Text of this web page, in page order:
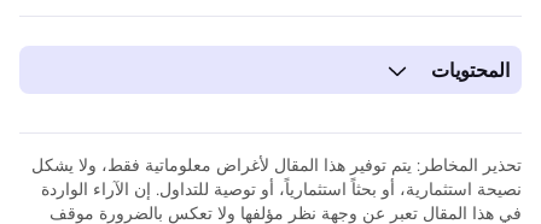
المحتويات
تحذير المخاطر: يتم توفير هذا المقال لأغراض معلوماتية فقط، ولا يشكل
نصيحة استثمارية، أو بحثاً استثمارياً، أو توصية للتداول. إن الآراء الواردة
في هذا المقال تعبر عن وجهة نظر مؤلفها ولا تعكس بالضرورة موقف